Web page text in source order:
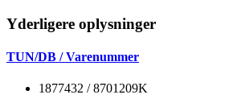
Yderligere oplysninger
TUN/DB / Varenummer
1877432 / 8701209K